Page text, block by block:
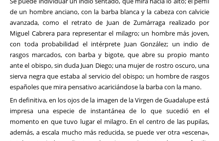
de un hombre anciano, con la barba blanca y la cabeza con calvicie
avanzada, como el retrato de Juan de Zumárraga realizado por
Miguel Cabrera para representar el milagro; un hombre más joven,
con toda probabilidad el intérprete Juan González; un indio de
rasgos marcados, con barba y bigote, que abre su propio manto
ante el obispo, sin duda Juan Diego; una mujer de rostro oscuro, una
sierva negra que estaba al servicio del obispo; un hombre de rasgos
españoles que mira pensativo acariciándose la barba con la mano.
En definitiva, en los ojos de la imagen de la Virgen de Guadalupe está
impresa una especie de instantánea de lo que sucedió en el
momento en que tuvo lugar el milagro. En el centro de las pupilas,
además, a escala mucho más reducida, se puede ver otra «escena»,